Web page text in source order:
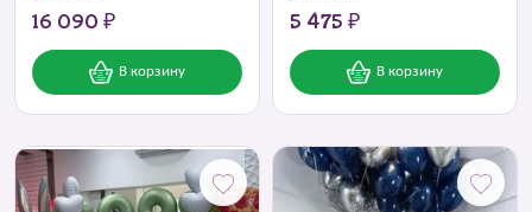
16 090 ₽
В корзину
5 475 ₽
В корзину